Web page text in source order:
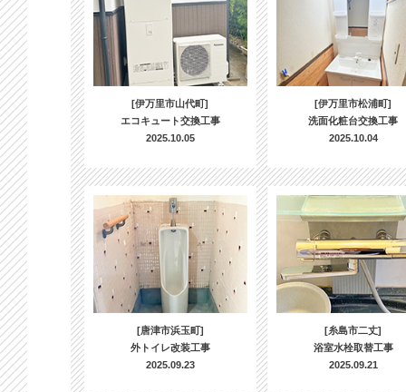
[伊万里市山代町]
エコキュート交換工事
2025.10.05
[伊万里市松浦町]
洗面化粧台交換工事
2025.10.04
[唐津市浜玉町]
外トイレ改装工事
2025.09.23
[糸島市二丈]
浴室水栓取替工事
2025.09.21